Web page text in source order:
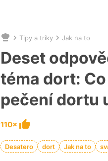
Nacházíte
se
zde:
Tipy a triky Jak na to
Deset
téma dort:
pečení dortu
110×
Desatero dort Jak na to